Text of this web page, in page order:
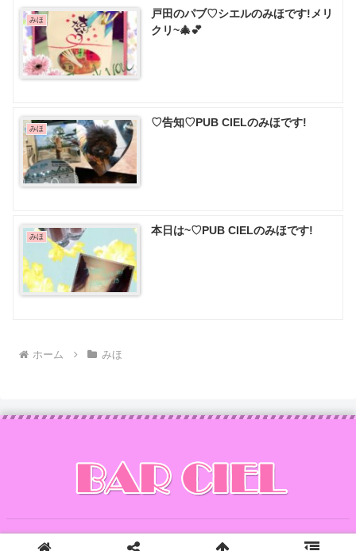
みほ
戸田のパブ♡ シエルのみほです!メリ
クリ~🎄💕
みほ ♡告知♡PUB CIELのみほです!
みほ 本日は~♡PUB CIELのみほです!
ホーム みほ